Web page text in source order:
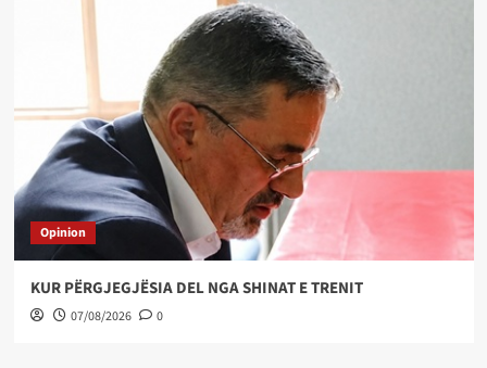
Opinion
KUR PËRGJEGJËSIA DEL NGA SHINAT E TRENIT
07/08/2026 0